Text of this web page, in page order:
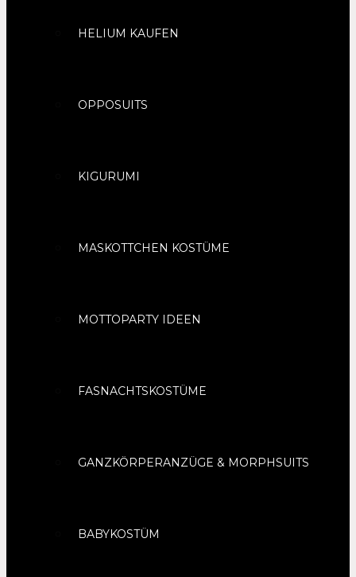
HELIUM KAUFEN
OPPOSUITS
KIGURUMI
MASKOTTCHEN KOSTÜME
MOTTOPARTY IDEEN
FASNACHTSKOSTÜME
GANZKÖRPERANZÜGE & MORPHSUITS
BABYKOSTÜM